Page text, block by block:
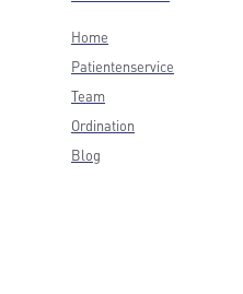
Home
Patientenservice
Team
Ordination
Blog